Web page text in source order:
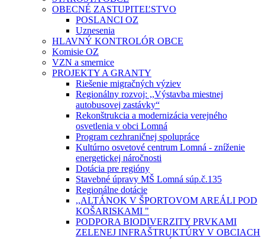
OBECNÉ ZASTUPITEĽSTVO
POSLANCI OZ
Uznesenia
HLAVNÝ KONTROLÓR OBCE
Komisie OZ
VZN a smernice
PROJEKTY A GRANTY
Riešenie migračných výziev
Regionálny rozvoj: ,,Výstavba miestnej
autobusovej zastávky“
Rekonštrukcia a modernizácia verejného
osvetlenia v obci Lomná
Program cezhraničnej spolupráce
Kultúrno osvetové centrum Lomná - zníženie
energetickej náročnosti
Dotácia pre regióny
Stavebné úpravy MŠ Lomná súp.č.135
Regionálne dotácie
,,ALTÁNOK V ŠPORTOVOM AREÁLI POD
KOŠARISKAMI "
PODPORA BIODIVERZITY PRVKAMI
ZELENEJ INFRAŠTRUKTÚRY V OBCIACH